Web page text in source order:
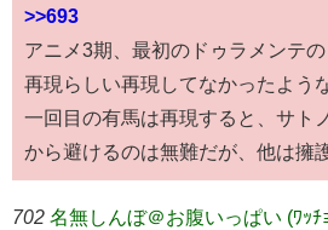
>>693
アニメ3期、最初のドゥラメンテの
再現らしい再現してなかったよう
一回目の有馬は再現すると、サト
から避けるのは無難だが、他は擁
702 名無しんぼ＠お腹いっぱい (ﾜｯﾁ